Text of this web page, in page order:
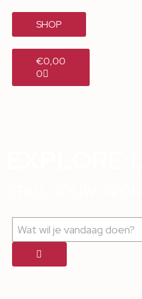
SHOP
€0,00
0